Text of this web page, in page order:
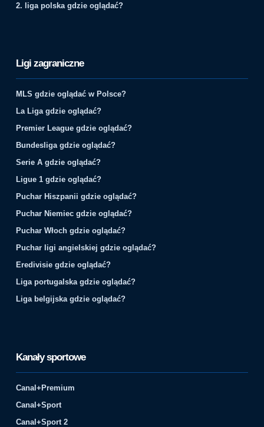
2. liga polska gdzie oglądać?
Ligi zagraniczne
MLS gdzie oglądać w Polsce?
La Liga gdzie oglądać?
Premier League gdzie oglądać?
Bundesliga gdzie oglądać?
Serie A gdzie oglądać?
Ligue 1 gdzie oglądać?
Puchar Hiszpanii gdzie oglądać?
Puchar Niemiec gdzie oglądać?
Puchar Włoch gdzie oglądać?
Puchar ligi angielskiej gdzie oglądać?
Eredivisie gdzie oglądać?
Liga portugalska gdzie oglądać?
Liga belgijska gdzie oglądać?
Kanały sportowe
Canal+Premium
Canal+Sport
Canal+Sport 2